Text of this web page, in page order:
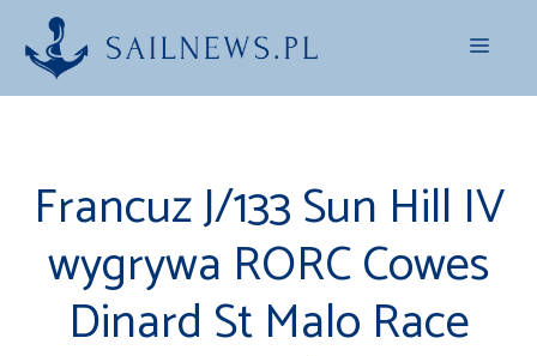
Przejdź
treści
Menu
Francuz J/133 Sun Hill IV
wygrywa RORC Cowes
Dinard St Malo Race